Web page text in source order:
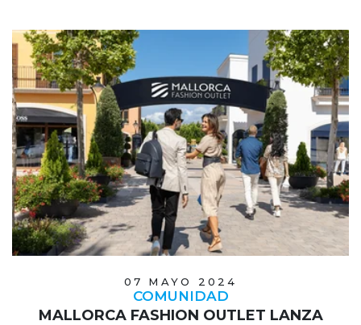
07 MAYO 2024
COMUNIDAD
MALLORCA FASHION OUTLET LANZA